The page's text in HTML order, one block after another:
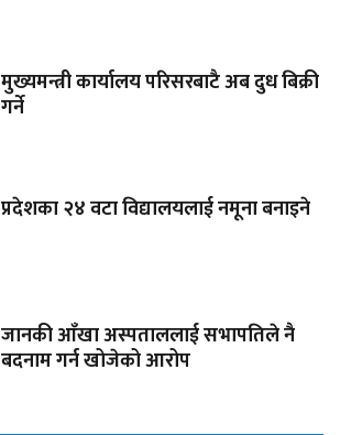
मुख्यमन्त्री कार्यालय परिसरबाटै अब दुध बिक्री
गर्ने
प्रदेशका २४ वटा विद्यालयलाई नमूना बनाइने
जानकी आँखा अस्पताललाई सभापतिले नै
बदनाम गर्न खोजेको आरोप